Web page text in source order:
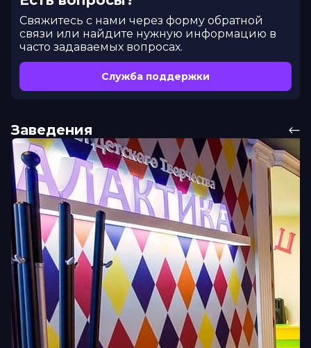
Cвяжитесь с нами через форму обратной
связи или найдите нужную информацию в
часто задаваемых вопросах.
Служба поддержки
Заведения